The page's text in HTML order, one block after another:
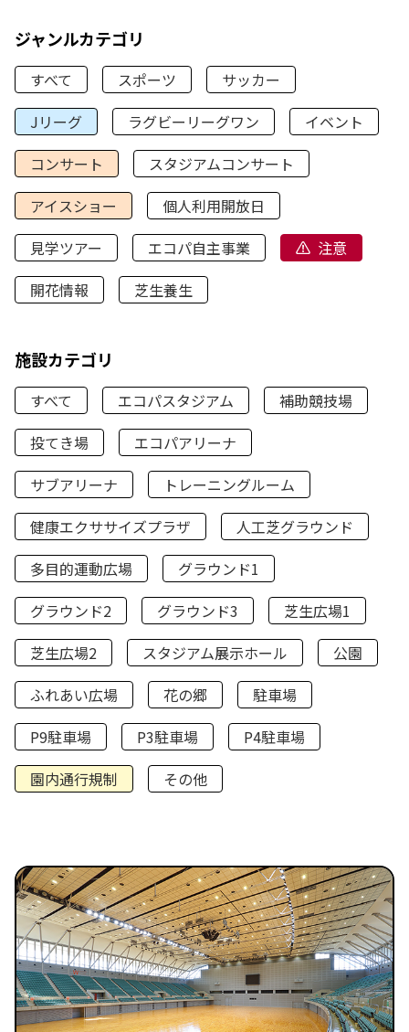
ジャンルカテゴリ
すべて スポーツ
サッカー
Jリーグ
ラグビーリーグワン
イベント
コンサート
スタジアムコンサート
アイスショー
個人利用開放日
見学ツアー
エコパ自主事業
注意
開花情報
芝生養生
施設カテゴリ
すべて エコパスタジアム
補助競技場
投てき場
エコパアリーナ
サブアリーナ
トレーニングルーム
健康エクササイズプラザ
人工芝グラウンド
多目的運動広場
グラウンド1
グラウンド2
グラウンド3
芝生広場1
芝生広場2
スタジアム展示ホール
公園
ふれあい広場
花の郷
駐車場
P9駐車場
P3駐車場
P4駐車場
園内通行規制
その他